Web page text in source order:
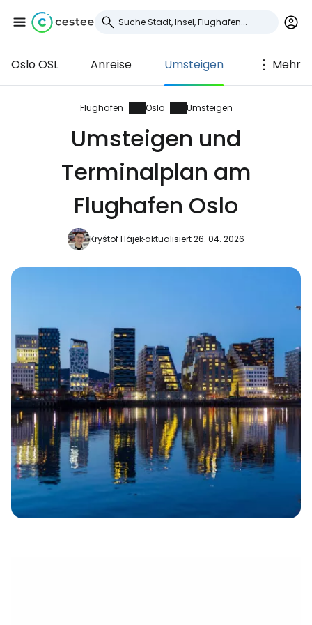
Oslo OSL Anreise Umsteigen Mehr
Flughäfen Oslo Umsteigen
Umsteigen und
Terminalplan am
Flughafen Oslo
Kryštof Hájekaktualisiert 26. 04. 2026
Anmeldung bei
Cestee
... die weltweite Reise-Community
Weiter mit Google
Weiter mit Facebook